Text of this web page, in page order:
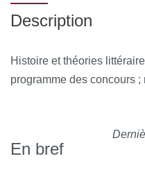
Description
Histoire et théories
programme des concours
En bref